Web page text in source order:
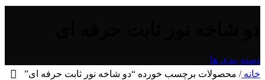
دسته بندی ها
خانه/ محصولات برچسب خورده “دو شاخه نور ثابت حرفه ای”